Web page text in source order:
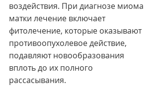
воздействия. При диагнозе миома
матки лечение включает
фитолечение, которые оказывают
противоопухолевое действие,
подавляют новообразования
вплоть до их полного
рассасывания.